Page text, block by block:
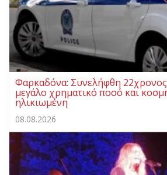
Φαρκαδόνα: Συνελήφθη
μεγάλο χρηματικό ποσό και
ηλικιωμένη
08.08.2026